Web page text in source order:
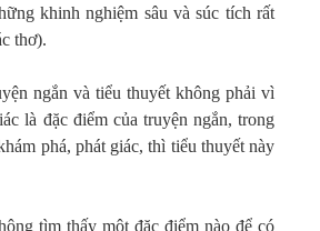
khinh nghiệm sâu và súc tích rất
thơ).
ngắn và tiểu thuyết không phải vì
là đặc điểm của truyện ngắn, trong
phá, phát giác, thì tiểu thuyết này
tìm thấy một đặc điểm nào để có